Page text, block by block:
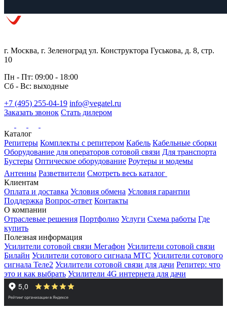
г. Москва, г. Зеленоград ул. Конструктора Гуськова, д. 8, стр.
10
Пн - Пт: 09:00 - 18:00
Сб - Вс: выходные
+7 (495) 255-04-19 info@vegatel.ru
Заказать звонок Стать дилером
Каталог
Репитеры Комплекты с репитером Кабель Кабельные сборки
Оборудование для операторов сотовой связи Для транспорта
Бустеры Оптическое оборудование Роутеры и модемы
Антенны Разветвители Смотреть весь каталог
Клиентам
Оплата и доставка Условия обмена Условия гарантии
Поддержка Вопрос-ответ Контакты
О компании
Отраслевые решения Портфолио Услуги Схема работы Где
купить
Полезная информация
Усилители сотовой связи Мегафон Усилители сотовой связи
Билайн Усилители сотового сигнала МТС Усилители сотового
сигнала Теле2 Усилители сотовой связи для дачи Репитер: что
это и как выбрать Усилители 4G интернета для дачи